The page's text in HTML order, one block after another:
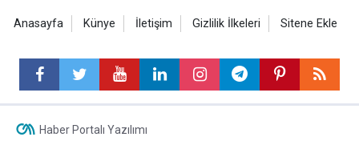
Anasayfa Künye İletişim Gizlilik İlkeleri Sitene Ekle
Haber Portalı Yazılımı